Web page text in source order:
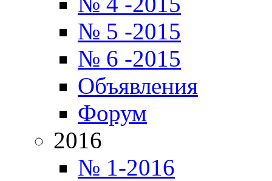
№ 5 -2015
№ 6 -2015
Объявления
Форум
2016
№ 1-2016